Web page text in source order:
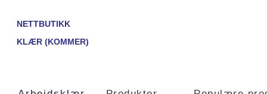
NETTBUTIKK
KLÆR (KOMMER)